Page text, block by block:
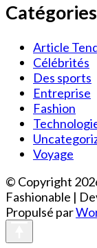
Catégories
Article
Célébrités
Des sports
Entreprise
Fashion
Voyage
© Copyright
Fashionable |
Propulsé par